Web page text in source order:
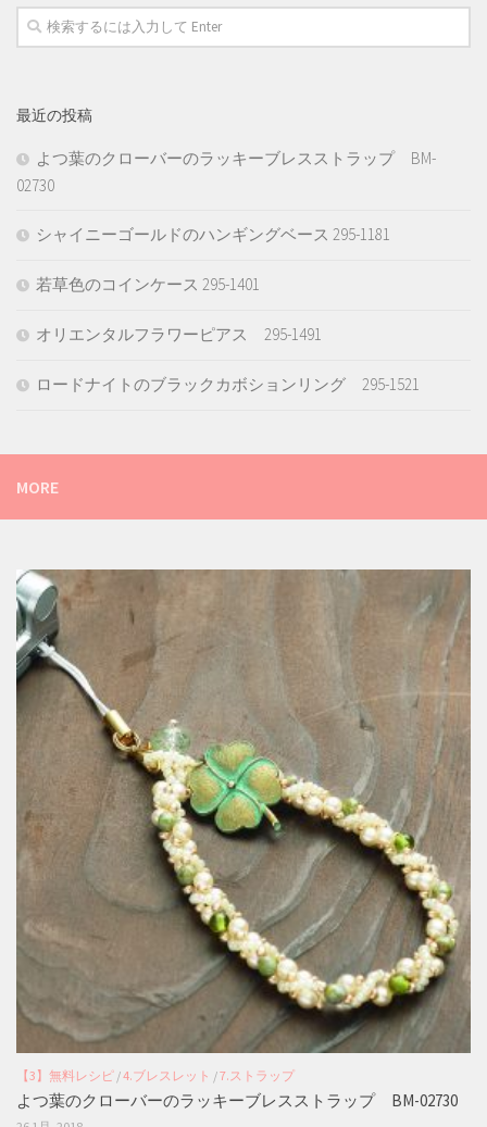
最近の投稿
よつ葉のクローバーのラッキーブレスストラップ BM-
02730
シャイニーゴールドのハンギングベース 295-1181
若草色のコインケース 295-1401
オリエンタルフラワーピアス 295-1491
ロードナイトのブラックカボションリング 295-1521
MORE
【3】無料レシピ /4.ブレスレット /7.ストラップ
よつ葉のクローバーのラッキーブレスストラップ BM-02730